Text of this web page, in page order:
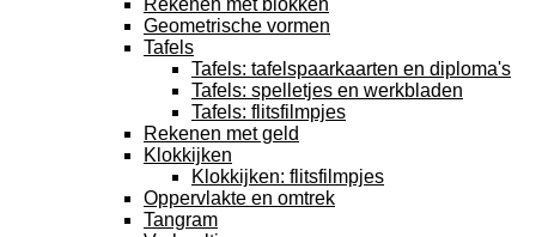
Rekenen met blokken
Geometrische vormen
Tafels
Tafels: tafelspaarkaarten en diploma's
Tafels: spelletjes en werkbladen
Tafels: flitsfilmpjes
Rekenen met geld
Klokkijken
Klokkijken: flitsfilmpjes
Oppervlakte en omtrek
Tangram